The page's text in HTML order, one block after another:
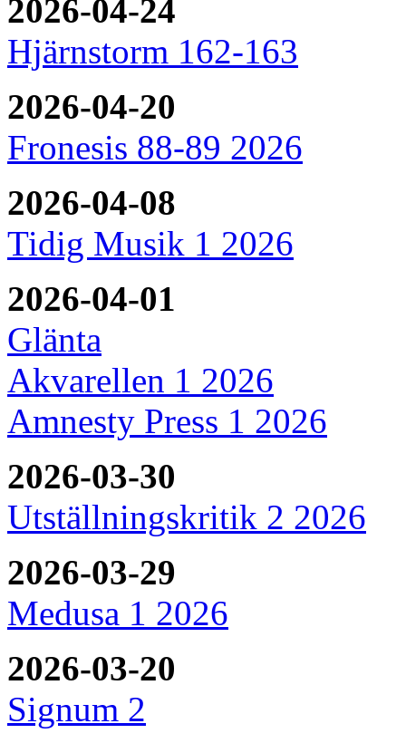
2026-04-24
Hjärnstorm 162-163
2026-04-20
Fronesis 88-89 2026
2026-04-08
Tidig Musik 1 2026
2026-04-01
Glänta
Akvarellen 1 2026
Amnesty Press 1 2026
2026-03-30
Utställningskritik 2 2026
2026-03-29
Medusa 1 2026
2026-03-20
Signum 2